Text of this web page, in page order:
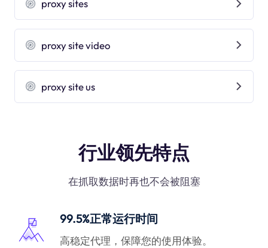
proxy sites
proxy site video
proxy site us
行业领先特点
在抓取数据时再也不会被阻塞
99.5%正常运行时间
高稳定代理，保障您的使用体验。